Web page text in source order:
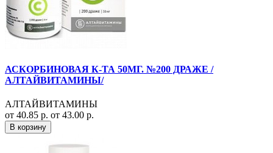
АСКОРБИНОВАЯ К-ТА 50МГ. №200 ДРАЖЕ /
АЛТАЙВИТАМИНЫ/
АЛТАЙВИТАМИНЫ
от 40.85 р. от 43.00 р.
В корзину